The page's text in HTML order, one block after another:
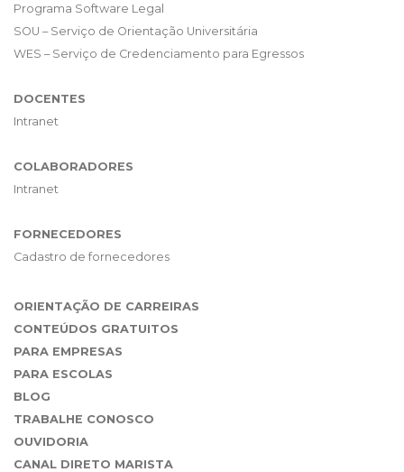
Programa Software Legal
SOU – Serviço de Orientação Universitária
WES – Serviço de Credenciamento para Egressos
DOCENTES
Intranet
COLABORADORES
Intranet
FORNECEDORES
Cadastro de fornecedores
ORIENTAÇÃO DE CARREIRAS
CONTEÚDOS GRATUITOS
PARA EMPRESAS
PARA ESCOLAS
BLOG
TRABALHE CONOSCO
OUVIDORIA
CANAL DIRETO MARISTA